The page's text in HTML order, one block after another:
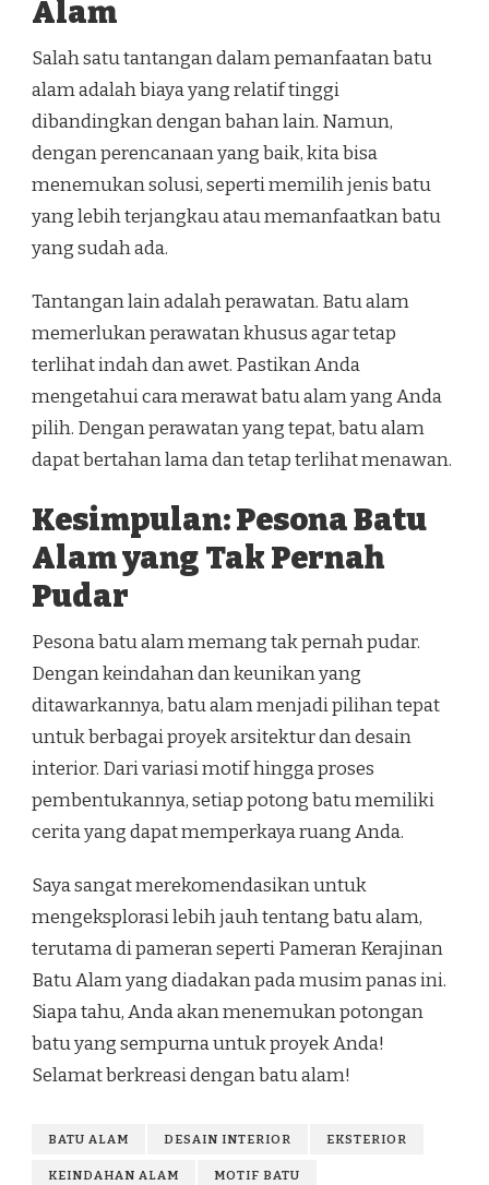
Alam
Salah satu tantangan dalam pemanfaatan batu
alam adalah biaya yang relatif tinggi
dibandingkan dengan bahan lain. Namun,
dengan perencanaan yang baik, kita bisa
menemukan solusi, seperti memilih jenis batu
yang lebih terjangkau atau memanfaatkan batu
yang sudah ada.
Tantangan lain adalah perawatan. Batu alam
memerlukan perawatan khusus agar tetap
terlihat indah dan awet. Pastikan Anda
mengetahui cara merawat batu alam yang Anda
pilih. Dengan perawatan yang tepat, batu alam
dapat bertahan lama dan tetap terlihat menawan.
Kesimpulan: Pesona Batu
Alam yang Tak Pernah
Pudar
Pesona batu alam memang tak pernah pudar.
Dengan keindahan dan keunikan yang
ditawarkannya, batu alam menjadi pilihan tepat
untuk berbagai proyek arsitektur dan desain
interior. Dari variasi motif hingga proses
pembentukannya, setiap potong batu memiliki
cerita yang dapat memperkaya ruang Anda.
Saya sangat merekomendasikan untuk
mengeksplorasi lebih jauh tentang batu alam,
terutama di pameran seperti Pameran Kerajinan
Batu Alam yang diadakan pada musim panas ini.
Siapa tahu, Anda akan menemukan potongan
batu yang sempurna untuk proyek Anda!
Selamat berkreasi dengan batu alam!
BATU ALAM DESAIN INTERIOR EKSTERIOR
KEINDAHAN ALAM MOTIF BATU